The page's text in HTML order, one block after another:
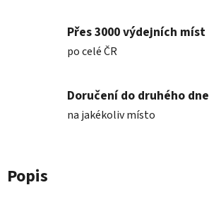
Přes 3000 výdejních míst
po celé ČR
Doručení do druhého dne
na jakékoliv místo
Popis